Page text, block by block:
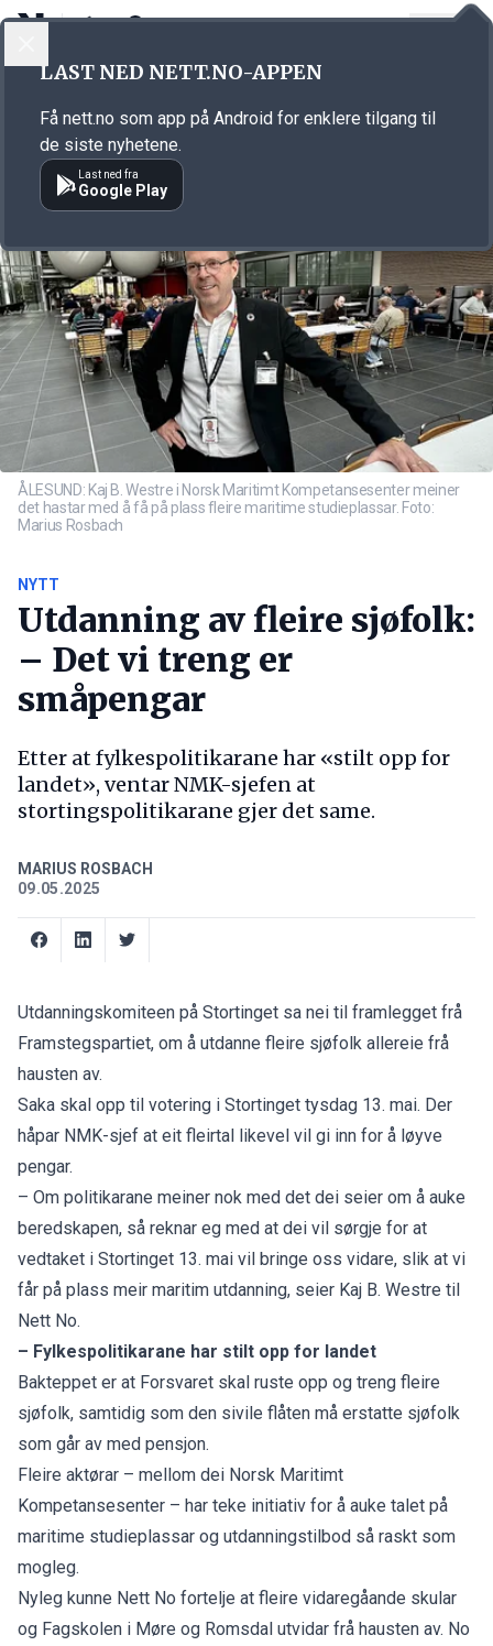
Annonsørinnhold
ÅLESUND: Kaj B. Westre i Norsk Maritimt Kompetansesenter meiner
det hastar med å få på plass fleire maritime studieplassar. Foto:
Marius Rosbach
NYTT
Utdanning av fleire sjøfolk:
– Det vi treng er
småpengar
Etter at fylkespolitikarane har «stilt opp for
landet», ventar NMK-sjefen at
stortingspolitikarane gjer det same.
MARIUS ROSBACH
09.05.2025
Utdanningskomiteen på Stortinget sa nei til framlegget frå
Framstegspartiet, om å utdanne fleire sjøfolk allereie frå
hausten av.
Saka skal opp til votering i Stortinget tysdag 13. mai. Der
håpar NMK-sjef at eit fleirtal likevel vil gi inn for å løyve
pengar.
– Om politikarane meiner nok med det dei seier om å auke
beredskapen, så reknar eg med at dei vil sørgje for at
vedtaket i Stortinget 13. mai vil bringe oss vidare, slik at vi
får på plass meir maritim utdanning, seier Kaj B. Westre til
Nett No.
– Fylkespolitikarane har stilt opp for landet
Bakteppet er at Forsvaret skal ruste opp og treng fleire
sjøfolk, samtidig som den sivile flåten må erstatte sjøfolk
som går av med pensjon.
Fleire aktørar – mellom dei Norsk Maritimt
Kompetansesenter – har teke initiativ for å auke talet på
maritime studieplassar og utdanningstilbod så raskt som
mogleg.
Nyleg kunne Nett No fortelje at fleire vidaregåande skular
og Fagskolen i Møre og Romsdal utvidar frå hausten av. No
LAST NED NETT.NO-APPEN
Få nett.no som app på Android for enklere tilgang til
de siste nyhetene.
Last ned fra
Google Play